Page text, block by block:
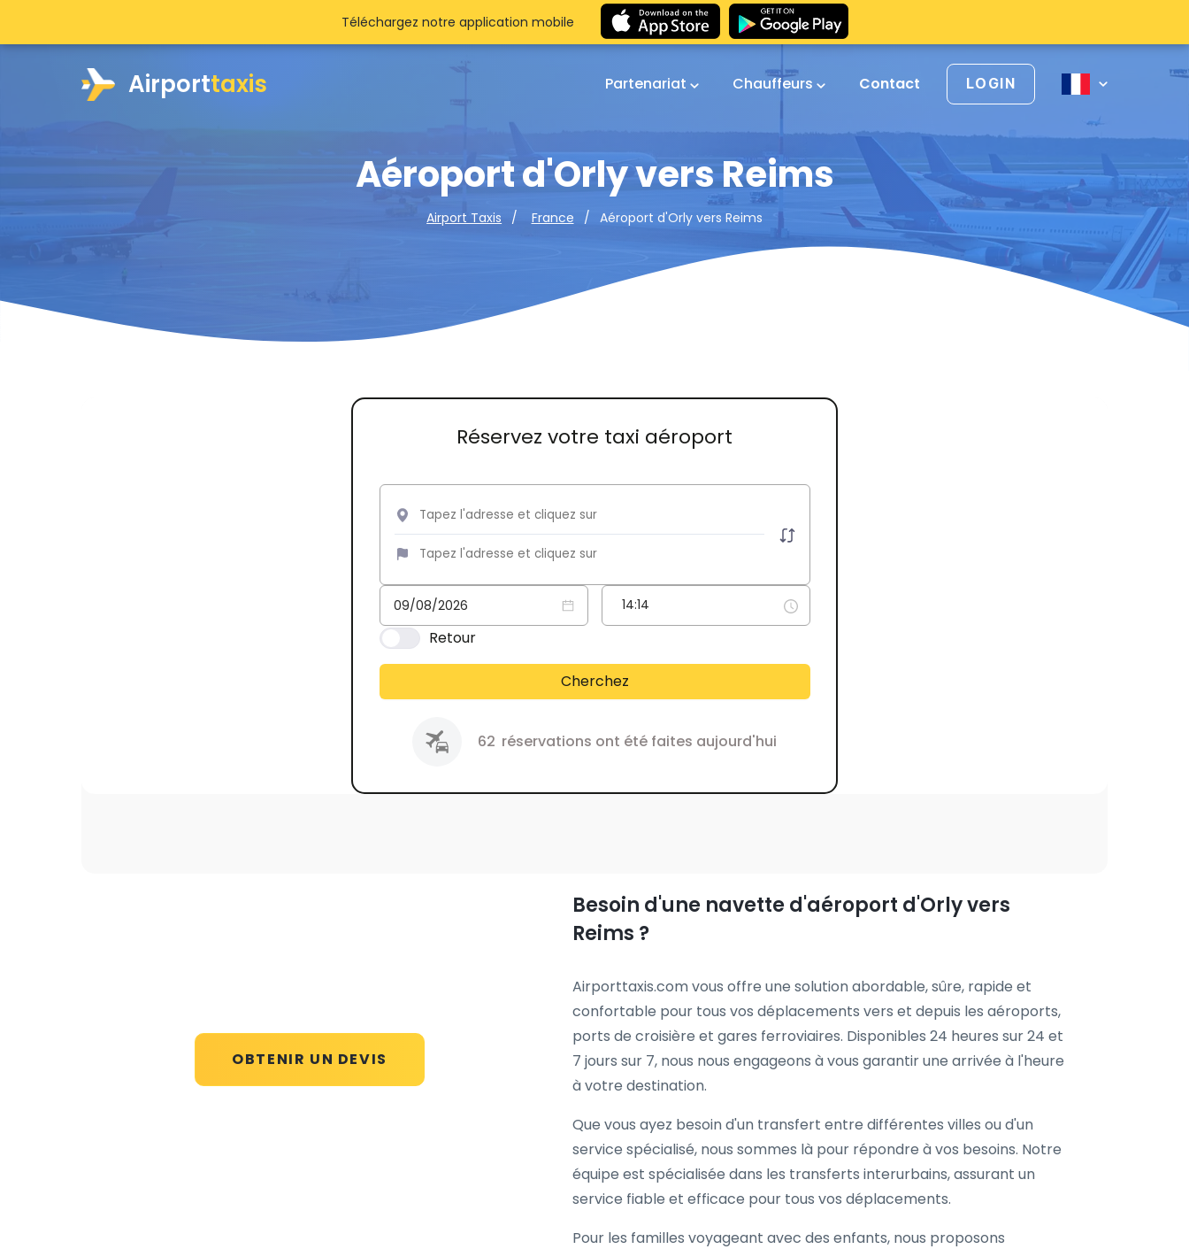
Airporttaxis Partenariat Chauffeurs Contact LOGIN
Aéroport d'Orly vers Reims
Airport Taxis France Aéroport d'Orly vers Reims
Téléchargez notre application mobile
Réservez votre taxi aéroport
Retour
Cherchez
62 réservations ont été faites aujourd'hui
OBTENIR UN DEVIS
Besoin d'une navette d'aéroport d'Orly vers
Reims ?
Airporttaxis.com vous offre une solution abordable, sûre, rapide et
confortable pour tous vos déplacements vers et depuis les aéroports,
ports de croisière et gares ferroviaires. Disponibles 24 heures sur 24 et
7 jours sur 7, nous nous engageons à vous garantir une arrivée à l'heure
à votre destination.
Que vous ayez besoin d'un transfert entre différentes villes ou d'un
service spécialisé, nous sommes là pour répondre à vos besoins. Notre
équipe est spécialisée dans les transferts interurbains, assurant un
service fiable et efficace pour tous vos déplacements.
Pour les familles voyageant avec des enfants, nous proposons